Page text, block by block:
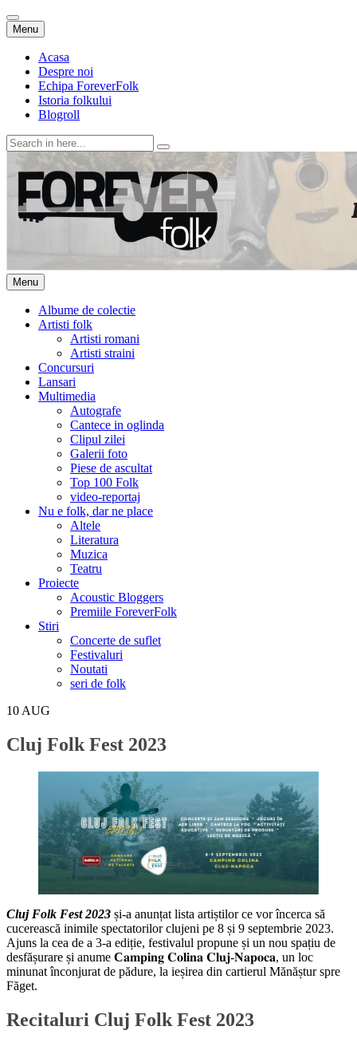
Menu Skip
to
content
Acasa
Despre noi
Echipa ForeverFolk
Istoria folkului
Blogroll
Search
for:
ForeverFolk
Muzica sufletului tau
Menu Skip
to
content
Albume de colectie
Artisti folk
Artisti romani
Artisti straini
Concursuri
Lansari
Multimedia
Autografe
Cantece in oglinda
Clipul zilei
Galerii foto
Piese de ascultat
Top 100 Folk
video-reportaj
Nu e folk, dar ne place
Altele
Literatura
Muzica
Teatru
Proiecte
Acoustic Bloggers
Premiile ForeverFolk
Stiri
Concerte de suflet
Festivaluri
Noutati
seri de folk
10 AUG
Cluj Folk Fest 2023
Cluj Folk Fest 2023 și-a anunțat lista artiștilor ce vor încerca să
cucerească inimile spectatorilor clujeni pe 8 și 9 septembrie 2023.
Ajuns la cea de a 3-a ediție, festivalul propune și un nou spațiu de
desfășurare și anume C𝐚𝐦𝐩𝐢𝐧𝐠 𝐂𝐨𝐥𝐢𝐧𝐚 𝐂𝐥𝐮𝐣-𝐍𝐚𝐩𝐨𝐜𝐚, un loc
minunat înconjurat de pădure, la ieșirea din cartierul Mănăștur spre
Făget.
Recitaluri Cluj Folk Fest 2023